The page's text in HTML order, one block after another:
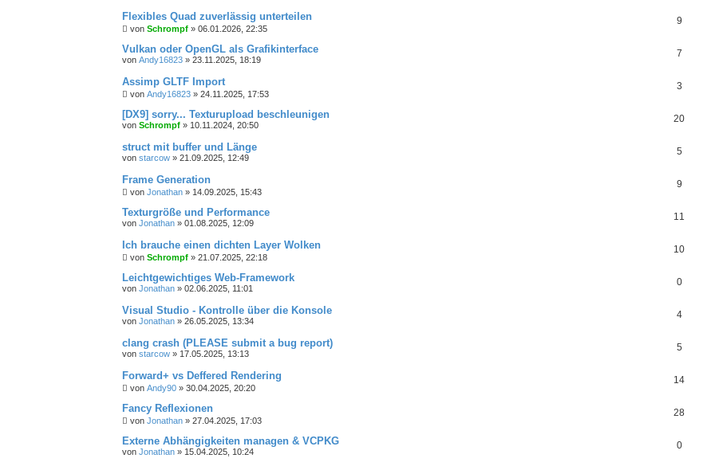
Flexibles Quad zuverlässig unterteilen
von Schrompf » 06.01.2026, 22:35
9
Vulkan oder OpenGL als Grafikinterface
von Andy16823 » 23.11.2025, 18:19
7
Assimp GLTF Import
von Andy16823 » 24.11.2025, 17:53
3
[DX9] sorry... Texturupload beschleunigen
von Schrompf » 10.11.2024, 20:50
20
struct mit buffer und Länge
von starcow » 21.09.2025, 12:49
5
Frame Generation
von Jonathan » 14.09.2025, 15:43
9
Texturgröße und Performance
von Jonathan » 01.08.2025, 12:09
11
Ich brauche einen dichten Layer Wolken
von Schrompf » 21.07.2025, 22:18
10
Leichtgewichtiges Web-Framework
von Jonathan » 02.06.2025, 11:01
0
Visual Studio - Kontrolle über die Konsole
von Jonathan » 26.05.2025, 13:34
4
clang crash (PLEASE submit a bug report)
von starcow » 17.05.2025, 13:13
5
Forward+ vs Deffered Rendering
von Andy90 » 30.04.2025, 20:20
14
Fancy Reflexionen
von Jonathan » 27.04.2025, 17:03
28
Externe Abhängigkeiten managen & VCPKG
von Jonathan » 15.04.2025, 10:24
0